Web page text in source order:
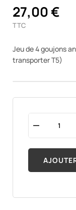
27,00 €
TTC
Jeu de 4 goujons
transporter T5)